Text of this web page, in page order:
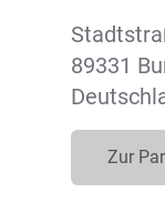
89331
Zur